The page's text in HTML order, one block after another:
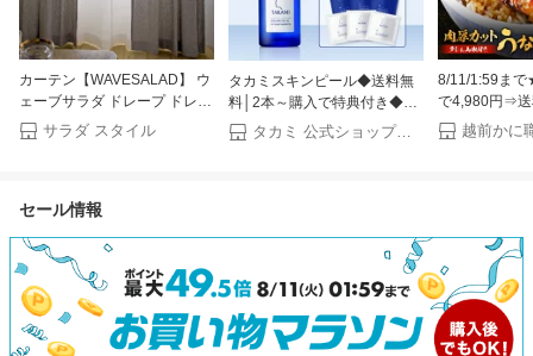
カーテン【WAVESALAD】 ウ
ェーブサラダ ドレープ ドレー
プカーテン カーテン オーダー
オーダーメイド おしゃれ かわ
ング 小窓麻 麻100％ リネ
ンプル 無地 Marstyle マース
タイル
サラダ スタイル
タカミスキンピール◆送料無
料│2本～購入で特典付き◆角
質美容水 美容皮膚発想 スキン
ケア 毛穴 キメ くすみ タカミ
タカミ 公式ショップ楽天市場店
8/11/1:59ま
で4,980円⇒
円！更に2個
くら肉厚で食
セール情報